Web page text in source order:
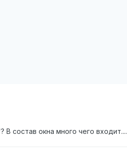
состав окна много чего входит....